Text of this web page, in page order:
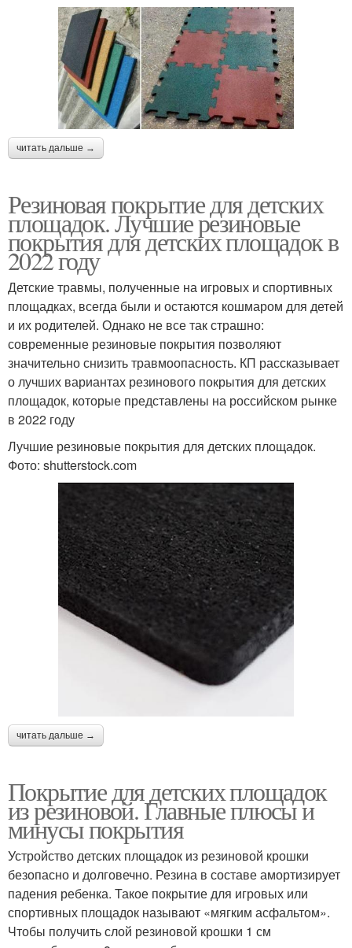
читать дальше →
Резиновая покрытие для детских
площадок. Лучшие резиновые
покрытия для детских площадок в
2022 году
Детские травмы, полученные на игровых и спортивных
площадках, всегда были и остаются кошмаром для детей
и их родителей. Однако не все так страшно:
современные резиновые покрытия позволяют
значительно снизить травмоопасность. КП рассказывает
о лучших вариантах резинового покрытия для детских
площадок, которые представлены на российском рынке
в 2022 году
Лучшие резиновые покрытия для детских площадок.
Фото: shutterstock.com
читать дальше →
Покрытие для детских площадок
из резиновой. Главные плюсы и
минусы покрытия
Устройство детских площадок из резиновой крошки
безопасно и долговечно. Резина в составе амортизирует
падения ребенка. Такое покрытие для игровых или
спортивных площадок называют «мягким асфальтом».
Чтобы получить слой резиновой крошки 1 см